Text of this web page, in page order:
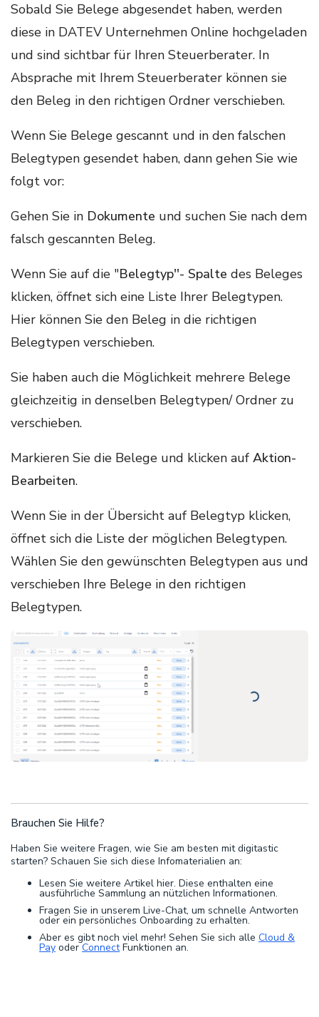
Sobald Sie Belege abgesendet haben, werden
diese in DATEV Unternehmen Online hochgeladen
und sind sichtbar für Ihren Steuerberater. In
Absprache mit Ihrem Steuerberater können sie
den Beleg in den richtigen Ordner verschieben.
Wenn Sie Belege gescannt und in den falschen
Belegtypen gesendet haben, dann gehen Sie wie
folgt vor:
Gehen Sie in Dokumente und suchen Sie nach dem
falsch gescannten Beleg.
Wenn Sie auf die "Belegtyp''- Spalte des Beleges
klicken, öffnet sich eine Liste Ihrer Belegtypen.
Hier können Sie den Beleg in die richtigen
Belegtypen verschieben.
Sie haben auch die Möglichkeit mehrere Belege
gleichzeitig in denselben Belegtypen/ Ordner zu
verschieben.
Markieren Sie die Belege und klicken auf Aktion-
Bearbeiten.
Wenn Sie in der Übersicht auf Belegtyp klicken,
öffnet sich die Liste der möglichen Belegtypen.
Wählen Sie den gewünschten Belegtypen aus und
verschieben Ihre Belege in den richtigen
Belegtypen.
Brauchen Sie Hilfe?
Haben Sie weitere Fragen, wie Sie am besten mit digitastic
starten? Schauen Sie sich diese Infomaterialien an:
Lesen Sie weitere Artikel hier. Diese enthalten eine
ausführliche Sammlung an nützlichen Informationen.
Fragen Sie in unserem Live-Chat, um schnelle Antworten
oder ein persönliches Onboarding zu erhalten.
Aber es gibt noch viel mehr! Sehen Sie sich alle Cloud &
Pay oderConnectFunktionen an.